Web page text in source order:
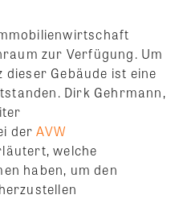
zur Verfügung. Um
Gebäude ist eine
Dirk Gehrmann,
derAVW
welche
haben, um den